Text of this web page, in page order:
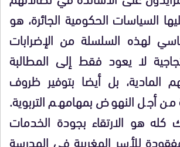
السياسات الحكومية الجائرة، هو
لهذه السلسلة من الإضرابات
لا يعود فقط إلى المطالبة
المادية، بل أيضا بتوفير ظروف
من أجل النهوض بمهامهم التربوية.
هو الارتقاء بجودة الخدمات
للأسر المغربية في المدرسة